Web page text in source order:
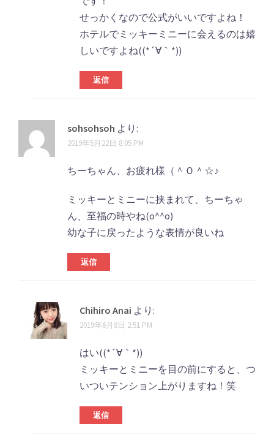
せっかくなので公式がいいですよね！
ホテルでミッキーミニーに会えるのは嬉
しいですよね((*´∀｀*))
返信
sohsohsoh より:
2019年5月22日 8:05 PM
ちーちゃん、お疲れ様（＾Ｏ＾☆♪
ミッキーとミニーに挟まれて、ちーちゃ
ん、至福の時やね(o^^o)
幼な子に戻ったような表情が良いね
返信
Chihiro Anai より:
2019年6月8日 2:51 PM
はい((*´∀｀*))
ミッキーとミニーを目の前にすると、つ
いついテンション上がりますね！笑
返信